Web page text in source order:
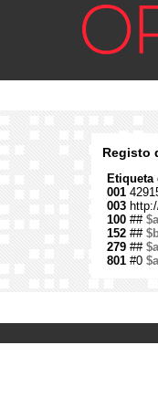
Registo
Etiqueta
001
003
100 ## $a
152 ##
279 ## $a
801 #0 $a